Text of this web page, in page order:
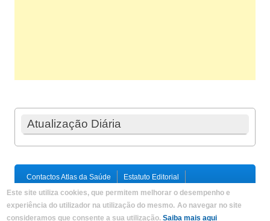
Atualização Diária
Contactos Atlas da Saúde
Estatuto Editorial
Ficha Técnica
Política de Privacidade / Termos e Condições
Mapa do Site
Este site utiliza cookies, que permitem melhorar o desempenho e
experiência do utilizador na utilização do mesmo. Ao navegar no site
consideramos que consente a sua utilização.Saiba mais aqui